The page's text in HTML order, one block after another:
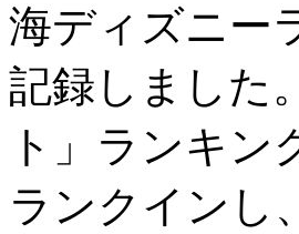
海ディズニー
記録しました
ト」ランキン
ランクインし